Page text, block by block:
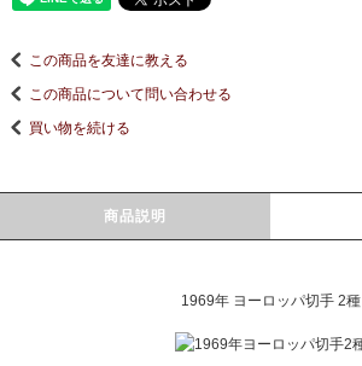
この商品を友達に教える
この商品について問い合わせる
買い物を続ける
商品説明
1969年 ヨーロッパ切手 2種